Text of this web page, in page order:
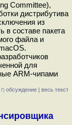
Committee),
дистрибутива
из
в составе пакета
файла и
для
ARM-чипами
обсуждение | весь текст